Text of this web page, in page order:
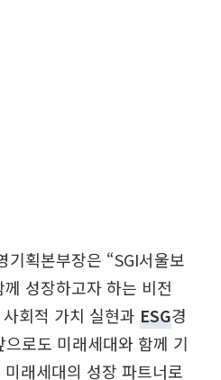
기획본부장은 “SGI서울보
성장하고자 하는 비전
회적 가치 실현과 ESG경
로도 미래세대와 함께 기
래세대의 성장 파트너로